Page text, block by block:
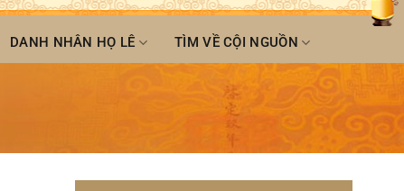
DANH NHÂN HỌ LÊ TÌM VỀ CỘI NGUỒN